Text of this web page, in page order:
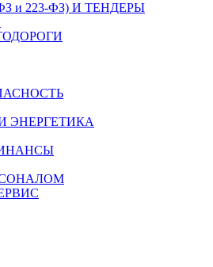
и 223-ФЗ) И ТЕНДЕРЫ
ЭНЕРГЕТИКА